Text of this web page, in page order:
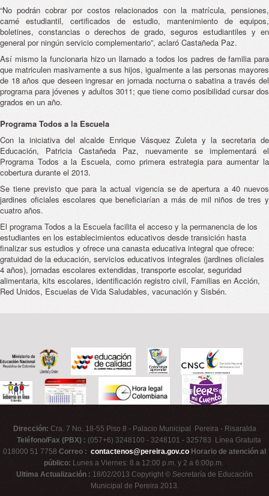
“No podrán cobrar por costos relacionados con la matrícula, pensiones,
carné estudiantil, certificados de estudio, mantenimiento de equipos,
boletines, constancias o derechos de grado, seguros estudiantiles y en
general por ningún servicio complementario”, aclaró Castañeda Paz.
Así mismo la funcionaria hizo un llamado a todos los padres de familia para
que matriculen masivamente a sus hijos, igualmente a las personas mayores
de 18 años que deseen ingresar en jornada nocturna o sabatina a través del
programa para jóvenes y adultos 3011; que tiene como posibilidad cursar dos
grados en un año.
Programa Todos a la Escuela
Con la iniciativa del alcalde Enrique Vásquez Zuleta y la secretaria de
Educación, Patricia Castañeda Paz, nuevamente se implementará el
Programa Todos a la Escuela, como primera estrategia para aumentar la
cobertura durante el 2013.
Se tiene previsto que para la actual vigencia se de apertura a 40 nuevos
jardines oficiales escolares que beneficiarían a más de mil niños de tres y
cuatro años.
El programa Todos a la Escuela facilita el acceso y la permanencia de los
estudiantes en los establecimientos educativos desde transición hasta
finalizar sus estudios y ofrece una canasta educativa integral que ofrece:
gratuidad de la educación, servicios educativos integrales (jardines oficiales
4 años), jornadas escolares extendidas, transporte escolar, seguridad
alimentaria, kits escolares, identificación registro civil, Familias en Acción,
Red Unidos, Escuelas de Vida Saludables, vacunación y Sisbén.
Dirección: Cra. 7 No. 18-55 Piso 8 - Palacio Municipal Pereira - Risaralda
Teléfono/Fax (PBX) : (057+6) 3248100 - 3248101 - 325783 Línea Gratuita
018000 51 7758 Correo : contactenos@pereira.gov.co Horario de atención al
público: Lunes a Viernes: 8 a 12:00 p.m. y 2 a 6:00p.m.
Ultima Actualización : 18/02/2013 Copyright © Secretaría de Educación
Municipal de Pereira 2013.